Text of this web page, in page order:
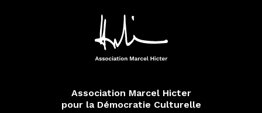
Association Marcel Hicter
pour la Démocratie Culturelle